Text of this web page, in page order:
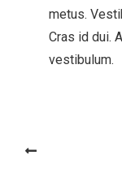
metus.
Cras id dui.
vestibulum.
PREV